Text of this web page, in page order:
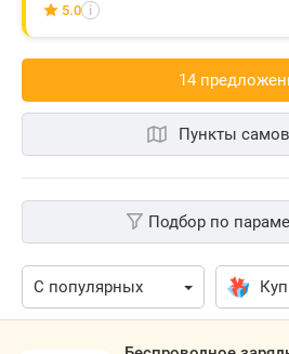
5.0 i
14
Пункты
Подбор по